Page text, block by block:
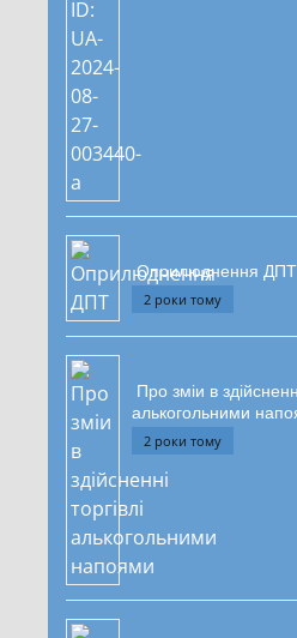
Оприлюднення ДПТ
2 роки тому
Про зміи в
алькогольними
2 роки тому